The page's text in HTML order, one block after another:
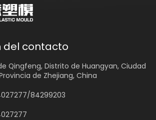
del contacto
Qingfeng, Distrito de Huangyan, Ciudad
de Zhejiang, China
84299203